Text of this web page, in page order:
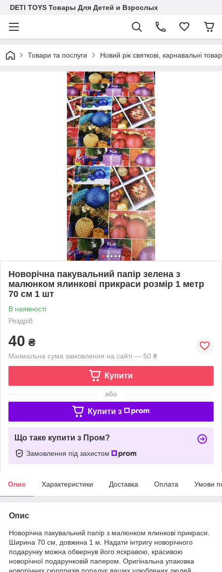
DETI TOYS Товары Для Детей и Взрослых
Товари та послуги Новий рік святкові, карнавальні
Новорічна пакувальний папір зелена з
малюнком ялинкові прикраси розмір 1 метр
70 см 1 шт
В наявності
Роздріб
40 ₴
Мінімальна сума замовлення на сайті — 50 ₴
Купити
або
Купити з
Що таке купити з Пром?
Замовлення під захистом
Опис Характеристики Доставка Оплата Умови
Опис
Новорічна пакувальний папір з малюнком ялинкові прикраси.
Ширина 70 см, довжина 1 м. Надати інтригу новорічного
подарунку можна обвернув його яскравою, красивою
новорічної подарунковій папером. Оригінальна упаковка
новорічних сюрпризів порадує ваших улюблених людей.